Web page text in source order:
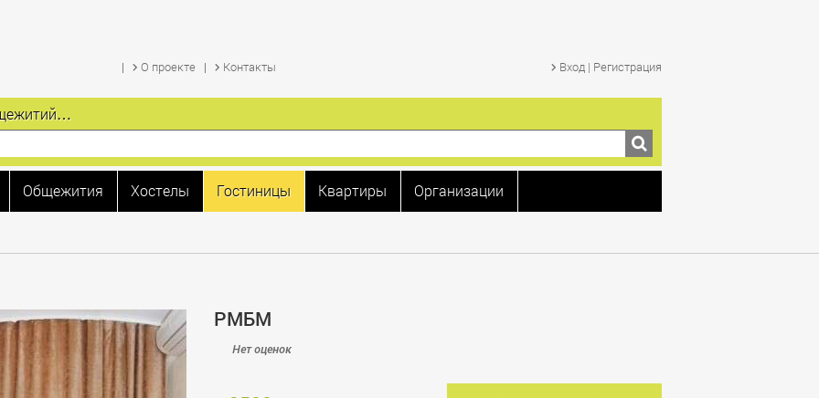
О проекте Контакты
Общежития Хостелы Гостиницы Квартиры Организации
Вход | Регистрация
РМБМ
Нет оценок